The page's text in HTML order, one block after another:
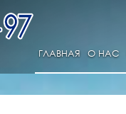
ГЛАВНАЯ О НАС